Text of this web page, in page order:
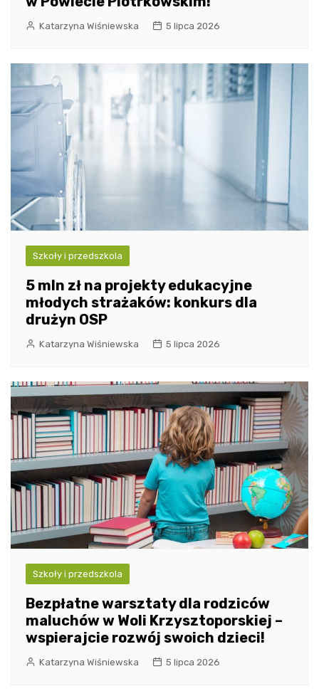
Katarzyna Wiśniewska 5 lipca 2026
Szkoły i przedszkola
5 mln zł na projekty edukacyjne
młodych strażaków: konkurs dla
drużyn OSP
Katarzyna Wiśniewska 5 lipca 2026
Szkoły i przedszkola
Bezpłatne warsztaty dla rodziców
maluchów w Woli Krzysztoporskiej –
wspierajcie rozwój swoich dzieci!
Katarzyna Wiśniewska 5 lipca 2026